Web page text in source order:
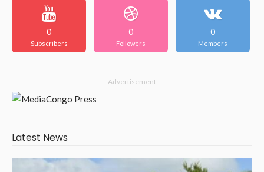
0
Subscribers
0
Followers
0
Members
- Advertisement -
Latest News